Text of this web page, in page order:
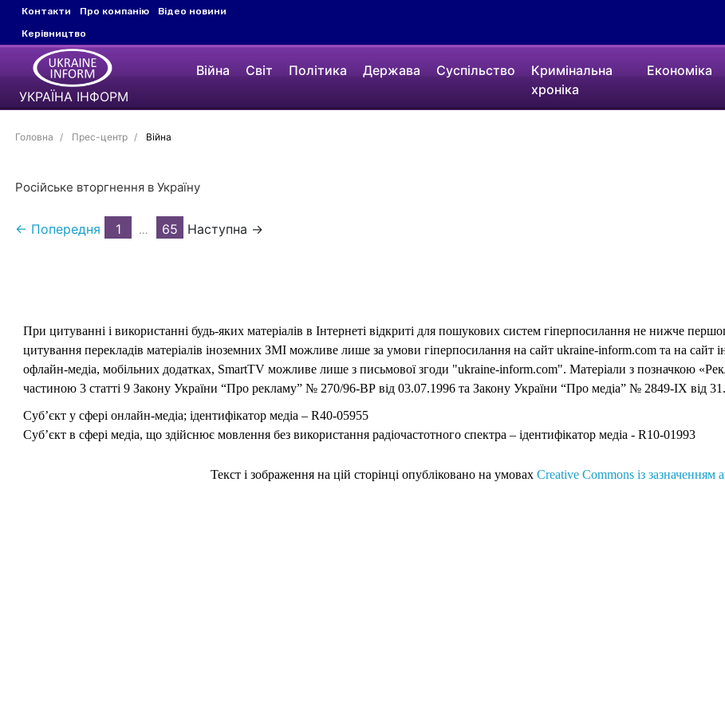
Контакти Про компанію
Відео новини
Керівництво
УКРАЇНА ІНФОРМ
Війна Світ Політика Держава Суспільство
Кримінальна
хроніка
Економіка
Головна Прес-центр Війна
Російське вторгнення в Україну
← Попередня 1 … 65 Наступна →
При цитуванні і використанні будь-яких матеріалів в Інтернеті відкриті для пошукових систем гіперпосилання не нижче
цитування перекладів матеріалів іноземних ЗМІ можливе лише за умови гіперпосилання на сайт ukraine-inform.com та на сайт
офлайн-медіа, мобільних додатках, SmartTV можливе лише з письмової згоди "ukraine-inform.com". Матеріали з позначкою
частиною 3 статті 9 Закону України “Про рекламу” № 270/96-ВР від 03.07.1996 та Закону України “Про медіа” № 2849-IX від
Суб’єкт у сфері онлайн-медіа; ідентифікатор медіа – R40-05955
Суб’єкт в сфері медіа, що здійснює мовлення без використання радіочастотного спектра – ідентифікатор медіа - R10-01993
Текст і зображення на цій сторінці опубліковано на умовах Creative Commons із зазначенням